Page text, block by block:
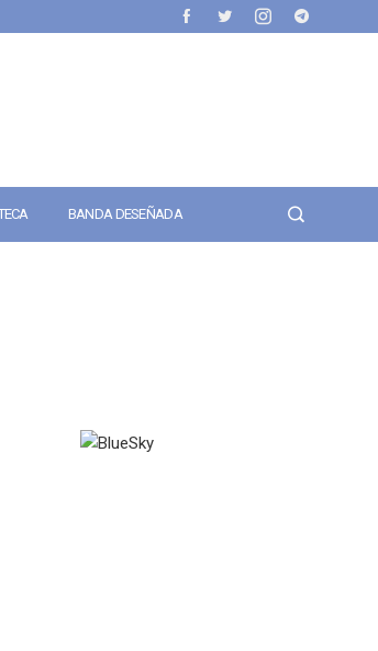
BANDA DESEÑADA